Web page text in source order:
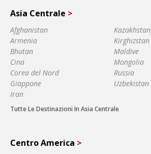
Asia Centrale >
Afghanistan
Armenia
Bhutan
Cina
Corea del Nord
Giappone
Iran
Kazakhstan
Kirghizstan
Maldive
Mongolia
Russia
Uzbekistan
Tutte Le Destinazioni In Asia Centrale
Centro America >